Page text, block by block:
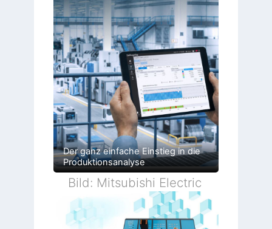
Der ganz einfache Einstieg in die
Produktionsanalyse
Bild: Mitsubishi Electric